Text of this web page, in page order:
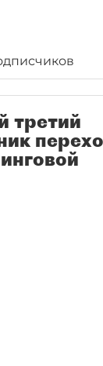
третий